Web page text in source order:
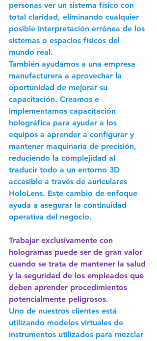
personas ver un sistema físico con
total claridad, eliminando cualquier
posible interpretación errónea de los
sistemas o espacios físicos del
mundo real.
También ayudamos a una empresa
manufacturera a aprovechar la
oportunidad de mejorar su
capacitación. Creamos e
implementamos capacitación
holográfica para ayudar a los
equipos a aprender a configurar y
mantener maquinaria de precisión,
reduciendo la complejidad al
traducir todo a un entorno 3D
accesible a través de auriculares
HoloLens. Este cambio de enfoque
ayuda a asegurar la continuidad
operativa del negocio.
Trabajar exclusivamente con
hologramas puede ser de gran valor
cuando se trata de mantener la salud
y la seguridad de los empleados que
deben aprender procedimientos
potencialmente peligrosos.
Uno de nuestros clientes está
utilizando modelos virtuales de
instrumentos utilizados para mezclar